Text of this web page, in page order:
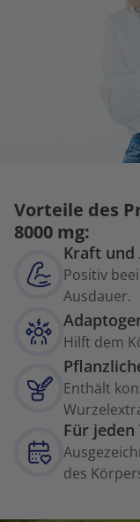
Vorteile des
8000 mg:
Kraft und
Positiv
Ausdauer.
Hilft dem
Enthält
Für jeden
des